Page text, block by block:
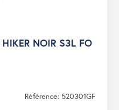
NOIR S3L FO
Référence: 520301GF